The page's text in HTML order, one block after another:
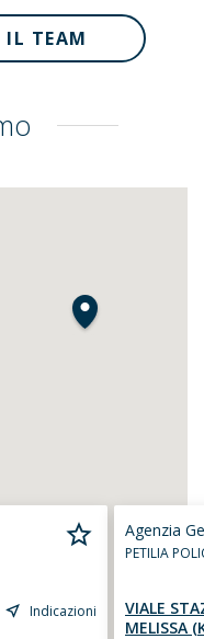
TEAM
Indicazioni
Agenzia
PETILIA
VIALE
MELISSA